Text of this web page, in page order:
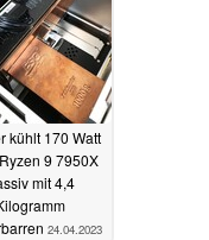
kühlt 170 Watt
9 7950X
mit 4,4
24.04.2023